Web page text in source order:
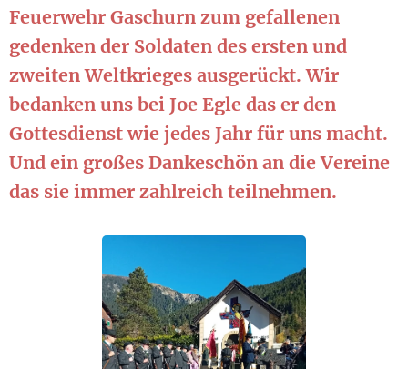
Feuerwehr Gaschurn zum gefallenen
gedenken der Soldaten des ersten und
zweiten Weltkrieges ausgerückt. Wir
bedanken uns bei Joe Egle das er den
Gottesdienst wie jedes Jahr für uns macht.
Und ein großes Dankeschön an die Vereine
das sie immer zahlreich teilnehmen.